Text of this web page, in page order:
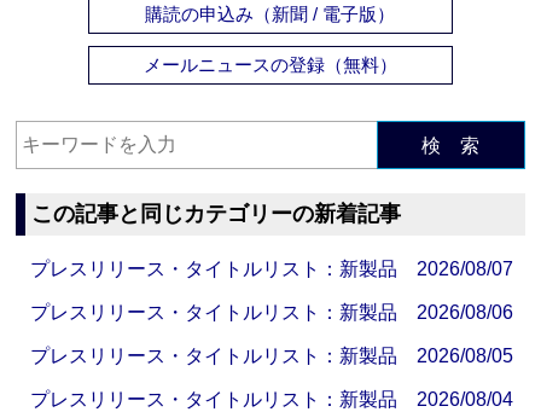
購読の申込み（新聞 / 電子版）
メールニュースの登録（無料）
検 索
この記事と同じカテゴリーの新着記事
プレスリリース・タイトルリスト：新製品 2026/08/07
プレスリリース・タイトルリスト：新製品 2026/08/06
プレスリリース・タイトルリスト：新製品 2026/08/05
プレスリリース・タイトルリスト：新製品 2026/08/04